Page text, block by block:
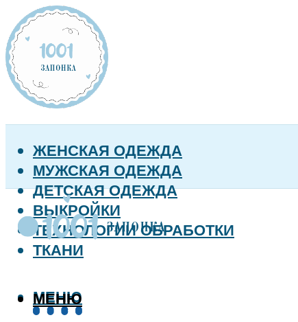
ЖЕНСКАЯ ОДЕЖДА
МУЖСКАЯ ОДЕЖДА
ДЕТСКАЯ ОДЕЖДА
ВЫКРОЙКИ
ТЕХНОЛОГИИ ОБРАБОТКИ
ТКАНИ
МЕНЮ
МЕНЮ